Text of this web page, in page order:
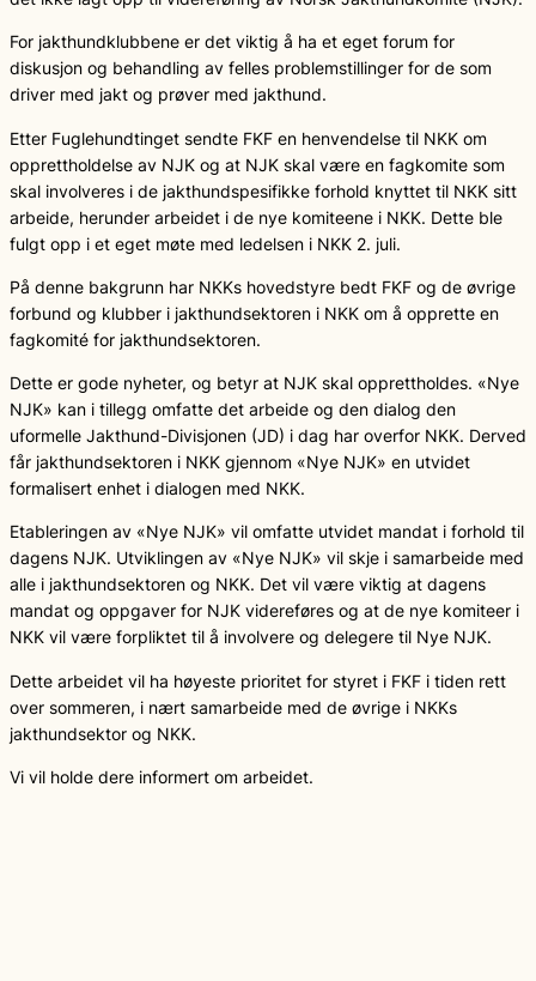
For jakthundklubbene er det viktig å ha et eget forum for
diskusjon og behandling av felles problemstillinger for de som
driver med jakt og prøver med jakthund.
Etter Fuglehundtinget sendte FKF en henvendelse til NKK om
opprettholdelse av NJK og at NJK skal være en fagkomite som
skal involveres i de jakthundspesifikke forhold knyttet til NKK sitt
arbeide, herunder arbeidet i de nye komiteene i NKK. Dette ble
fulgt opp i et eget møte med ledelsen i NKK 2. juli.
På denne bakgrunn har NKKs hovedstyre bedt FKF og de øvrige
forbund og klubber i jakthundsektoren i NKK om å opprette en
fagkomité for jakthundsektoren.
Dette er gode nyheter, og betyr at NJK skal opprettholdes. «Nye
NJK» kan i tillegg omfatte det arbeide og den dialog den
uformelle Jakthund-Divisjonen (JD) i dag har overfor NKK. Derved
får jakthundsektoren i NKK gjennom «Nye NJK» en utvidet
formalisert enhet i dialogen med NKK.
Etableringen av «Nye NJK» vil omfatte utvidet mandat i forhold til
dagens NJK. Utviklingen av «Nye NJK» vil skje i samarbeide med
alle i jakthundsektoren og NKK. Det vil være viktig at dagens
mandat og oppgaver for NJK videreføres og at de nye komiteer i
NKK vil være forpliktet til å involvere og delegere til Nye NJK.
Dette arbeidet vil ha høyeste prioritet for styret i FKF i tiden rett
over sommeren, i nært samarbeide med de øvrige i NKKs
jakthundsektor og NKK.
Vi vil holde dere informert om arbeidet.